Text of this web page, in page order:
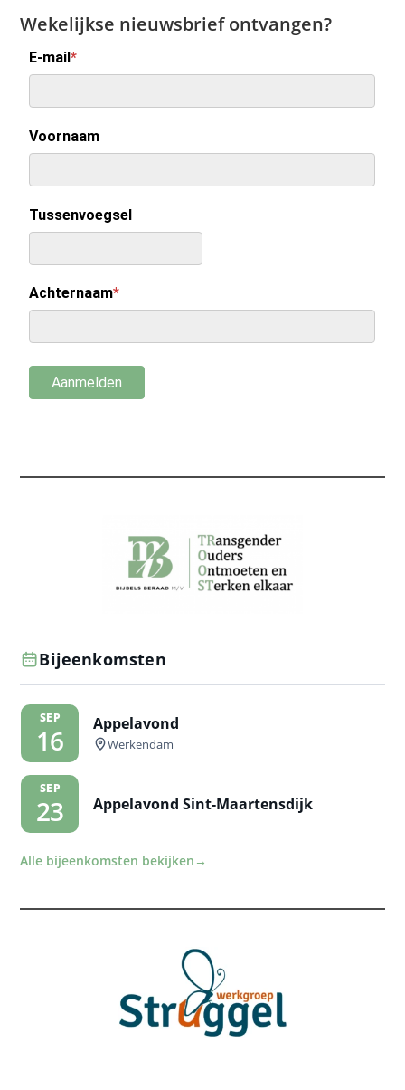
Wekelijkse nieuwsbrief ontvangen?
Bijeenkomsten
SEP
16
Appelavond
Werkendam
SEP
23 Appelavond Sint-Maartensdijk
Alle bijeenkomsten bekijken →